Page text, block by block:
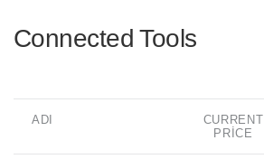
Connected Tools
ADI
CURRENT
PRICE